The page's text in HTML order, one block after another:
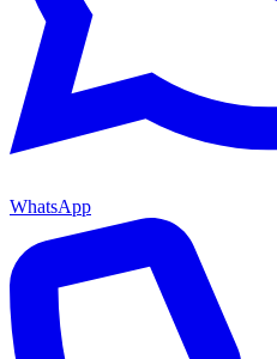
WhatsApp